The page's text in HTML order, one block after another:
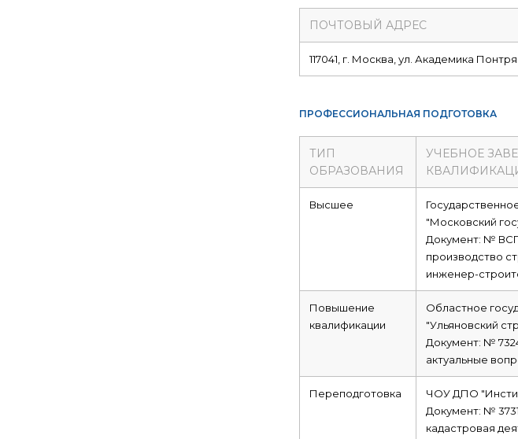
ПОЧТОВЫЙ АДРЕС
117041, г. Москва, ул. Академика
ПРОФЕССИОНАЛЬНАЯ ПОДГОТОВКА
ТИП
ОБРАЗОВАНИЯ
УЧЕБНОЕ
Высшее
"Московский
Документ: № ВСГ
производство
инженер-
Повышение
квалификации
Областное
"Ульяновский
Документ: №
актуальные
Переподготовка
ЧОУ ДПО
Документ: №
кадастровая